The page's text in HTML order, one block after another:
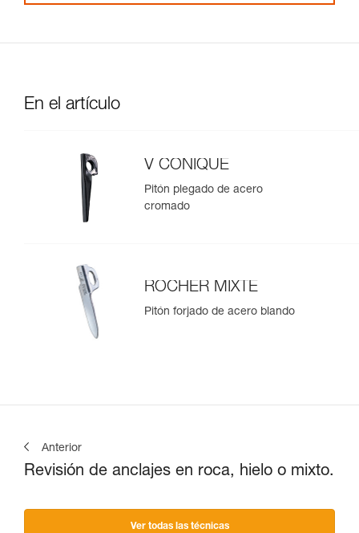
En el artículo
V CONIQUE
Pitón plegado de acero
cromado
ROCHER MIXTE
Pitón forjado de acero blando
Anterior
Revisión de anclajes en roca, hielo o mixto.
Ver todas las técnicas